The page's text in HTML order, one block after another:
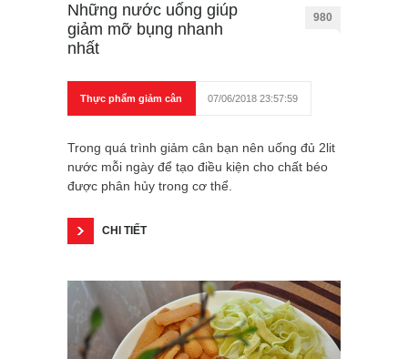
Những nước uống giúp
giảm mỡ bụng nhanh
nhất
980
Thực phẩm giảm cân 07/06/2018 23:57:59
Trong quá trình giảm cân bạn nên uống đủ 2lit
nước mỗi ngày để tạo điều kiện cho chất béo
được phân hủy trong cơ thể.
CHI TIẾT